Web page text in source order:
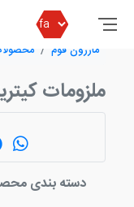
مازرون فوم
ملزومات
دسته بندی